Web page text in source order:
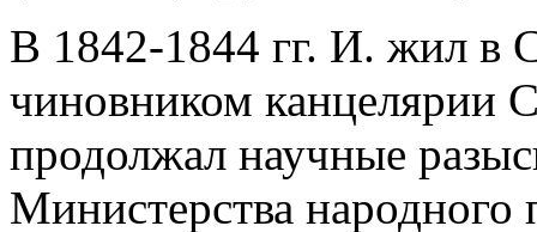
В 1842-1844 гг. И. жил в
чиновником канцелярии
продолжал научные
Министерства